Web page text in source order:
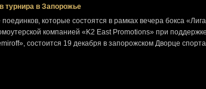
турнира в Запорожье
которые состоятся в рамках вечера бокса «Лига
компанией «K2 East Promotions» при поддержке
состоится 19 декабря в запорожском Дворце спорта